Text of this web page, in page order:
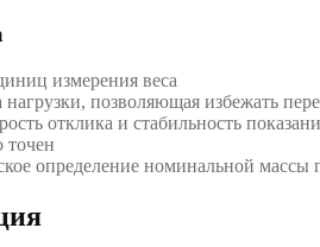
измерения веса
нагрузки, позволяющая избежать
отклика и стабильность
точен
определение номинальной